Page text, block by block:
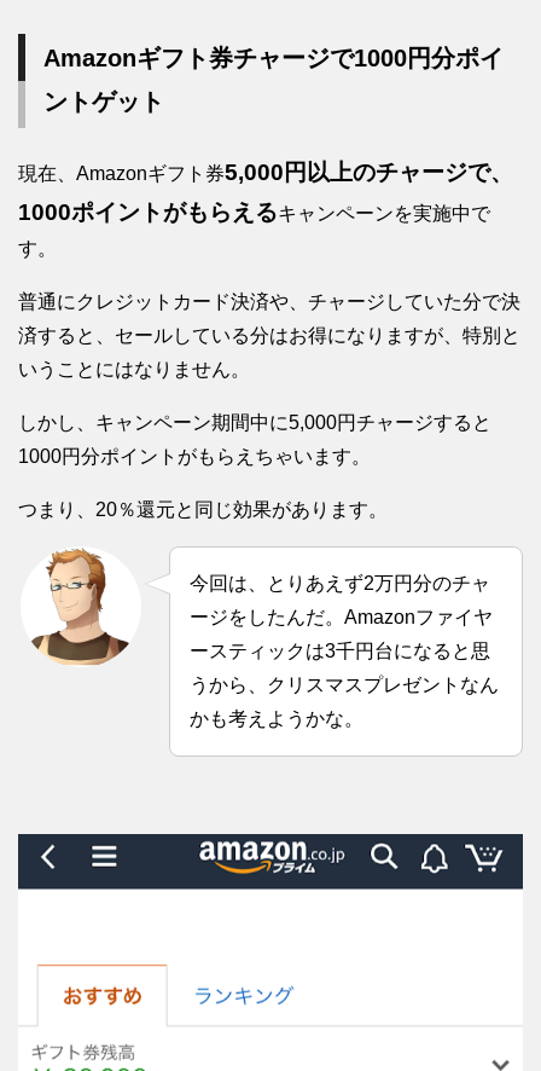
Amazonギフト券チャージで1000円分ポイ
ントゲット
現在、Amazonギフト券5,000円以上のチャージで、
1000ポイントがもらえるキャンペーンを実施中で
す。
普通にクレジットカード決済や、チャージしていた分で決
済すると、セールしている分はお得になりますが、特別と
いうことにはなりません。
しかし、キャンペーン期間中に5,000円チャージすると
1000円分ポイントがもらえちゃいます。
つまり、20％還元と同じ効果があります。
今回は、とりあえず2万円分のチャ
ージをしたんだ。Amazonファイヤ
ースティックは3千円台になると思
うから、クリスマスプレゼントなん
かも考えようかな。